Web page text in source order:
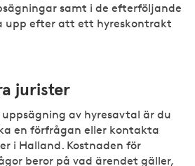
samt i de efterföljande
upp efter att ett hyreskontrakt
jurister
av hyresavtal är du
en förfrågan eller kontakta
i Halland. Kostnaden för
beror på vad ärendet gäller,